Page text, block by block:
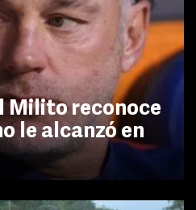
Milito reconoce
le alcanzó en